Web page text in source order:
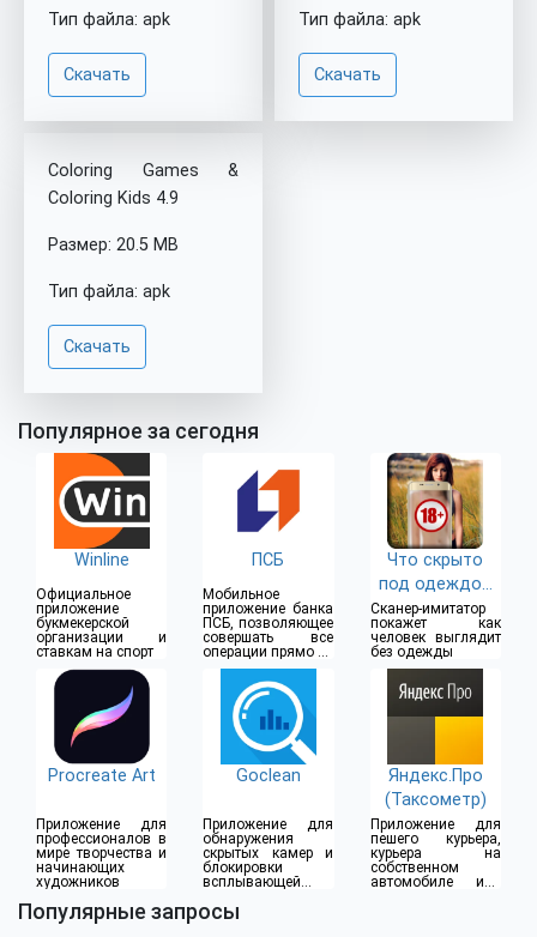
Тип файла: apk
Скачать
Тип файла: apk
Скачать
Coloring Games &
Coloring Kids 4.9
Размер: 20.5 MB
Тип файла: apk
Скачать
Популярное за сегодня
Winline
Официальное
приложение
букмекерской
организации и
ставкам на спорт
ПСБ
Мобильное
приложение банка
ПСБ, позволяющее
совершать все
операции прямо из
дома
Что скрыто
под одеждой
(18+)
Сканер-имитатор
покажет как
человек выглядит
без одежды
Procreate Art
Приложение для
профессионалов в
мире творчества и
начинающих
художников
Goclean
Приложение для
обнаружения
скрытых камер и
блокировки
всплывающей
Яндекс.Про
(Таксометр)
Приложение для
пешего курьера,
курьера на
собственном
автомобиле или
Популярные запросы